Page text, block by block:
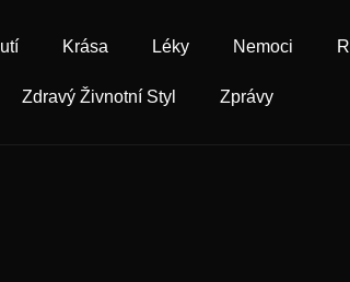
Krása Léky Nemoci
Zdravý Živnotní Styl Zprávy